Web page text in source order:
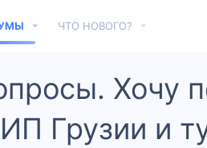
ЧТО НОВОГО?
Хочу
Грузии и